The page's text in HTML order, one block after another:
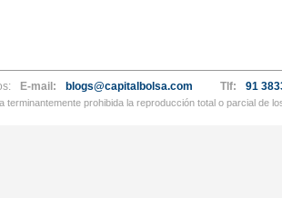
E-mail: blogs@capitalbolsa.com Tlf: 91
terminantemente prohibida la reproducción total o parcial de